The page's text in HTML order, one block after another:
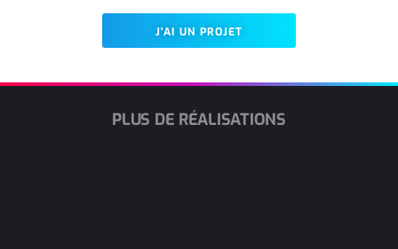
J'AI UN PROJET
PLUS DE RÉALISATIONS